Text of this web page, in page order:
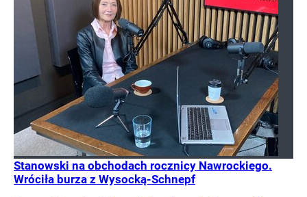
Stanowski na obchodach rocznicy Nawrockiego.
Wróciła burza z Wysocką-Schnepf